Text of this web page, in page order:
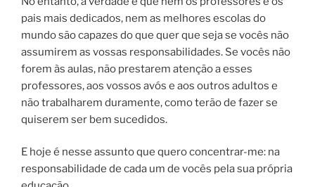
pais mais dedicados, nem as melhores escolas do
mundo são capazes do que quer que seja se vocês não
assumirem as vossas responsabilidades. Se vocês não
forem às aulas, não prestarem atenção a esses
professores, aos vossos avós e aos outros adultos e
não trabalharem duramente, como terão de fazer se
quiserem ser bem sucedidos.
E hoje é nesse assunto que quero concentrar-me: na
responsabilidade de cada um de vocês pela sua própria